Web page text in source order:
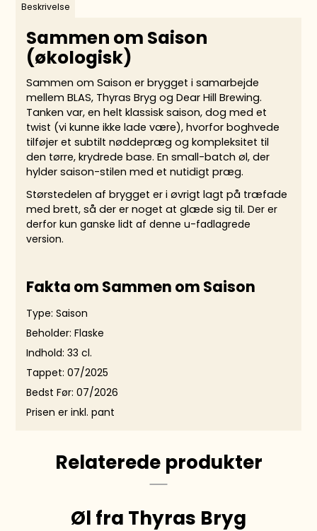
Beskrivelse
Sammen om Saison
(økologisk)
Sammen om Saison er brygget i samarbejde
mellem BLAS, Thyras Bryg og Dear Hill Brewing.
Tanken var, enhelt klassisk saison, dog med et
twist (vi kunne ikke lade være), hvorfor boghvede
tilføjer et subtilt nøddepræg og kompleksitet til
den tørre, krydrede base.En small-batch øl, der
hylder saison-stilen med et nutidigt præg.
Størstedelen af brygget er i øvrigt lagt på træfade
med brett, så der er noget at glæde sig til.Der er
derfor kun ganske lidt af denne u-fadlagrede
version.
Fakta om Sammen om Saison
Type: Saison
Beholder: Flaske
Indhold: 33 cl.
Tappet: 07/2025
Bedst Før: 07/2026
Prisen er inkl. pant
Relaterede produkter
Øl fra Thyras Bryg